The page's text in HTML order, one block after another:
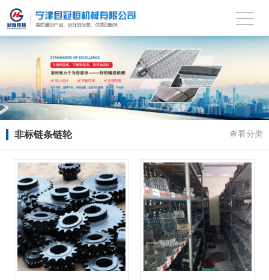
非标链条链轮 查看分类